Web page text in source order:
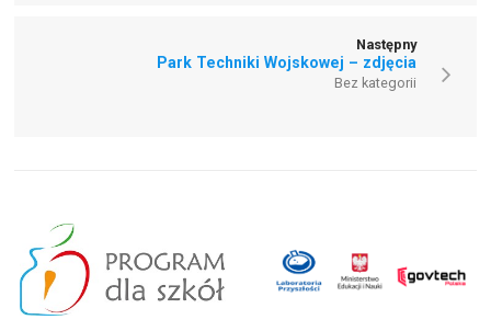
Następny
Park Techniki Wojskowej – zdjęcia
Bez kategorii